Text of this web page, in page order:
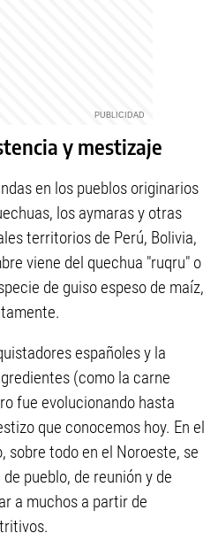
y mestizaje
en los pueblos originarios
los aymaras y otras
territorios de Perú, Bolivia,
viene del quechua "ruqru" o
de guiso espeso de maíz,
españoles y la
(como la carne
fue evolucionando hasta
que conocemos hoy. En el
todo en el Noroeste, se
pueblo, de reunión y de
a muchos a partir de